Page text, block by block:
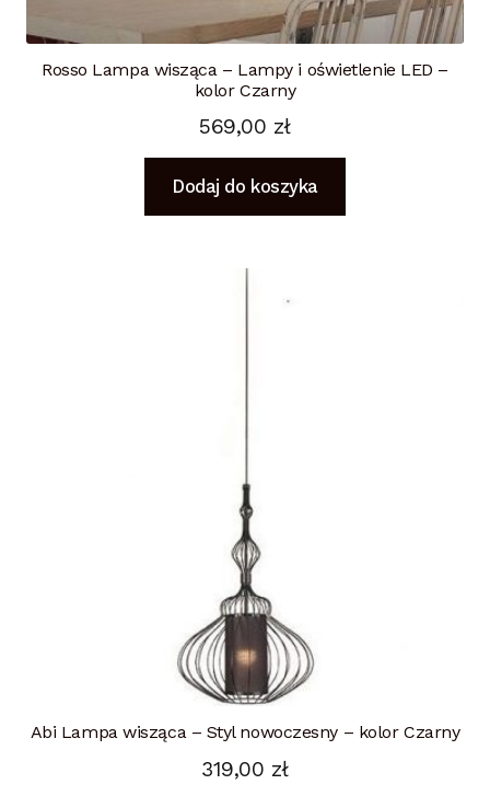
Rosso Lampa wisząca – Lampy i oświetlenie LED –
kolor Czarny
569,00 zł
Dodaj do koszyka
Abi Lampa wisząca – Styl nowoczesny – kolor Czarny
319,00 zł